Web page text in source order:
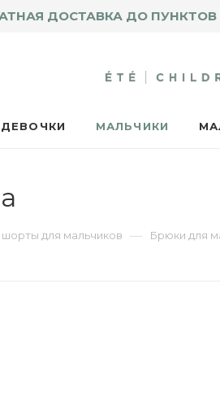
ДОСТАВКА ДО
ДЕВОЧКИ МАЛЬЧИКИ
для мальчиков — Брюки для